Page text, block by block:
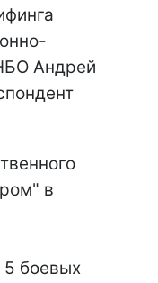
Андрей
в
5 боевых